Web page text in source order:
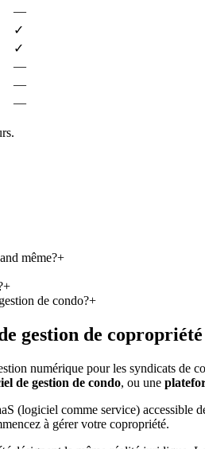
—
✓
✓
—
—
—
même?+
+
de condo?+
gestion de
numérique pour les syndicats de
de gestion de condo, ou une
(logiciel comme service)
à gérer votre copropriété.